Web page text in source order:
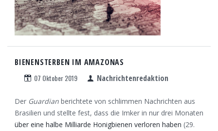
BIENENSTERBEN IM AMAZONAS
07 Oktober 2019 Nachrichtenredaktion
Der Guardian berichtete von schlimmen Nachrichten aus
Brasilien und stellte fest, dass die Imker in nur drei Monaten
über eine halbe Milliarde Honigbienen verloren haben (29.